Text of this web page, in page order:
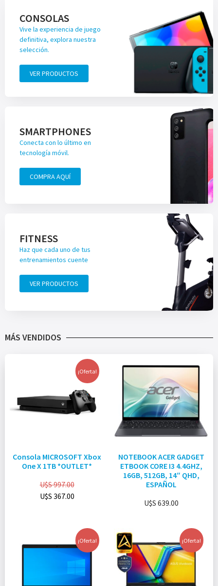
CONSOLAS
Vive la experiencia de juego
definitiva, explora nuestra
selección.
VER PRODUCTOS
SMARTPHONES
Conecta con lo último en
tecnología móvil.
COMPRA AQUÍ
FITNESS
Haz que cada uno de tus
entrenamientos cuente
VER PRODUCTOS
MÁS VENDIDOS
¡Oferta!
Consola MICROSOFT Xbox
One X 1TB *OUTLET*
U$S997.00
U$S 367.00
NOTEBOOK ACER GADGET
ETBOOK CORE I3 4.4GHZ,
16GB, 512GB, 14″ QHD,
ESPAÑOL
U$S 639.00
¡Oferta! ¡Oferta!